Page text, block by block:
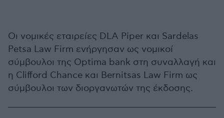
Οι νομικές εταιρείες DLA Piper και Sardelas
Petsa Law Firm ενήργησαν ως νομικοί
σύμβουλοι της Optima bank στη συναλλαγή και
η Clifford Chance και Bernitsas Law Firm ως
σύμβουλοι των διοργανωτών της έκδοσης.